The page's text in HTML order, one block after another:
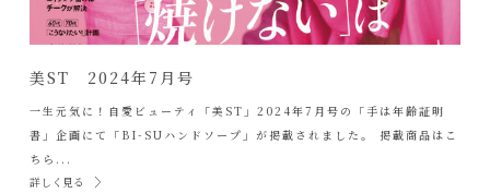
美ST 2024年7月号
一生元気に！自愛ビューティ「美ST」2024年7月号の「手は年齢証明
書」企画にて「BI-SUハンドソープ」が掲載されました。 掲載商品はこ
ちら...
詳しく見る